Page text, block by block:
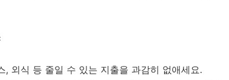
, 외식 등 줄일 수 있는 지출을 과감히 없애세요.